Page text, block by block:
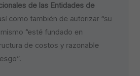
de las Entidades de
como también de autorizar “su
“esté fundado en
de costos y razonable